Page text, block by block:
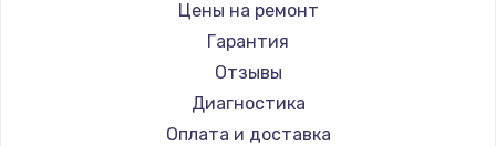
Цены на ремонт
Гарантия
Отзывы
Диагностика
Оплата и доставка